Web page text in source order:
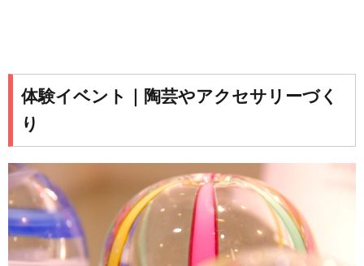
体験イベント｜陶芸やアクセサリーづく
り